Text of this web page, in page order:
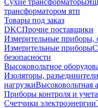
Сухие трансформаторы
трансформатором ятп
Товары под заказ
DKCПрочие поставщики
Измерительные приборы,
Измерительные приборы
безопасности
Высоковольтное
Изоляторы,
нагрузкиВысоковольтная
Приборы контроля и учета
Счетчики электроэнергии